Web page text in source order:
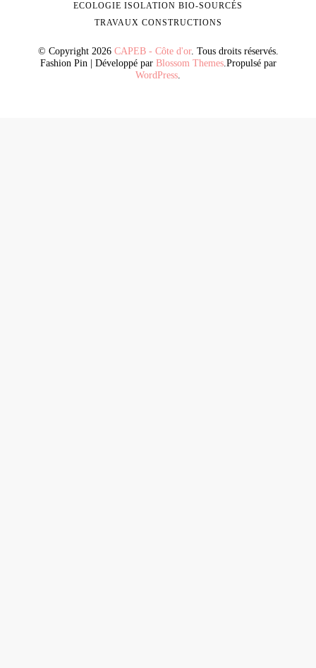
© Copyright 2026 CAPEB - Côte d'or. Tous droits réservés.
Fashion Pin | Développé par Blossom Themes.Propulsé par
WordPress.
ECOLOGIE ISOLATION BIO-SOURCÉS
TRAVAUX CONSTRUCTIONS